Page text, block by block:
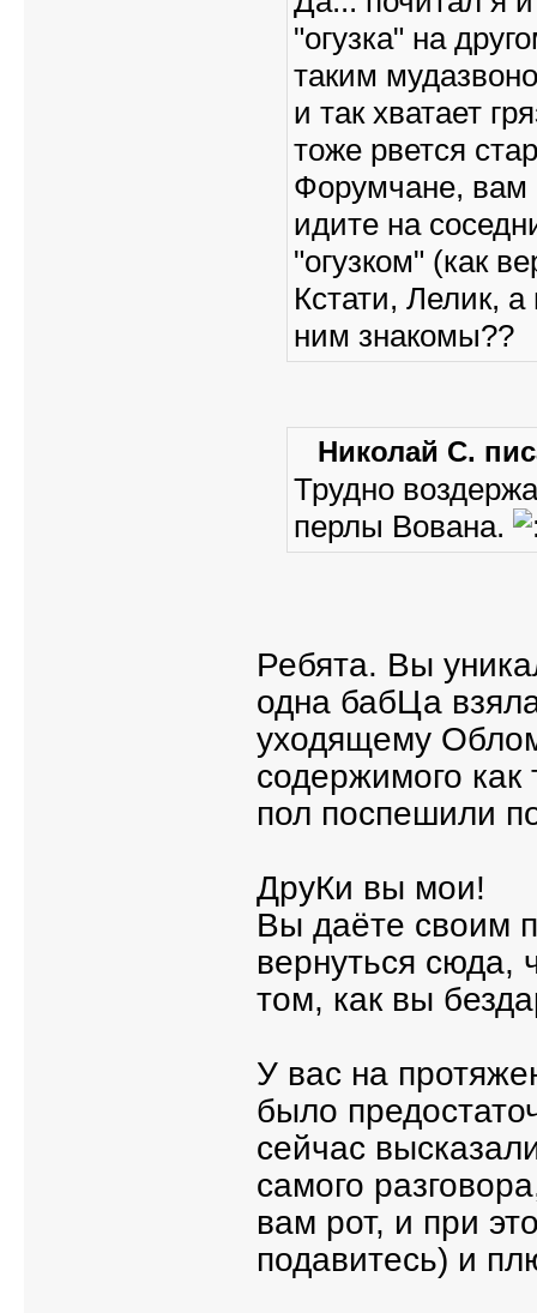
"огузка" на
таким
и так хватает
тоже рвется
Форумчане, вам
идите на
"огузком" (как
Кстати, Лелик,
ним знакомы??
Николай С.
Трудно
перлы Вована.
Ребята. Вы
одна бабЦа
уходящему
содержимого
пол поспешили
ДруКи вы мои!
Вы даёте своим
вернуться сюда,
том, как вы
У вас на
было
сейчас
самого
вам рот, и при
подавитесь) и